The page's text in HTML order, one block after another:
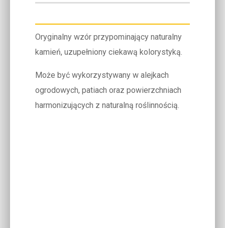
Oryginalny wzór przypominający naturalny
kamień, uzupełniony ciekawą kolorystyką.
Może być wykorzystywany w alejkach
ogrodowych, patiach oraz powierzchniach
harmonizujących z naturalną roślinnością.